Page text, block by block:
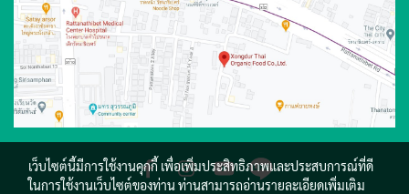
เว็บไซต์นี้มีการใช้งานคุกกี้ เพื่อเพิ่มประสิทธิภาพและประสบการณ์ที่ดี
ในการใช้งานเว็บไซต์ของท่าน ท่านสามารถอ่านรายละเอียดเพิ่มเติม